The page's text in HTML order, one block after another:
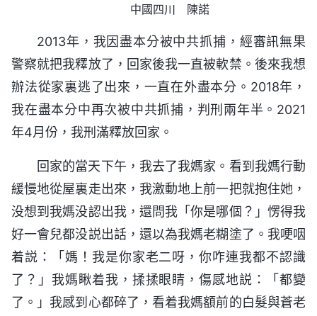
中國四川 陳諾
2013年，我因盡本分被中共抓捕，經審訊無果
警察就把我釋放了，回家後我一直被軟禁。後來我想
辦法從家裏逃了出來，一直在外盡本分。2018年，
我在盡本分中再次被中共抓捕，判刑兩年半。2021
年4月份，我刑滿釋放回家。
回家的當天下午，我去了我媽家。看到我媽行動
緩慢地從屋裏走出來，我激動地上前一把就抱住她，
没想到我媽没認出我，還問我「你是哪個？」愣得我
好一會兒都没説出話，還以為我媽老糊塗了。我哽咽
着説：「媽！我是你家老二呀，你咋連我都不認識
了？」我媽瞅着我，揉揉眼睛，傷感地説：「都變
了。」我感到心都碎了，看着我媽額前的白髮與蒼老